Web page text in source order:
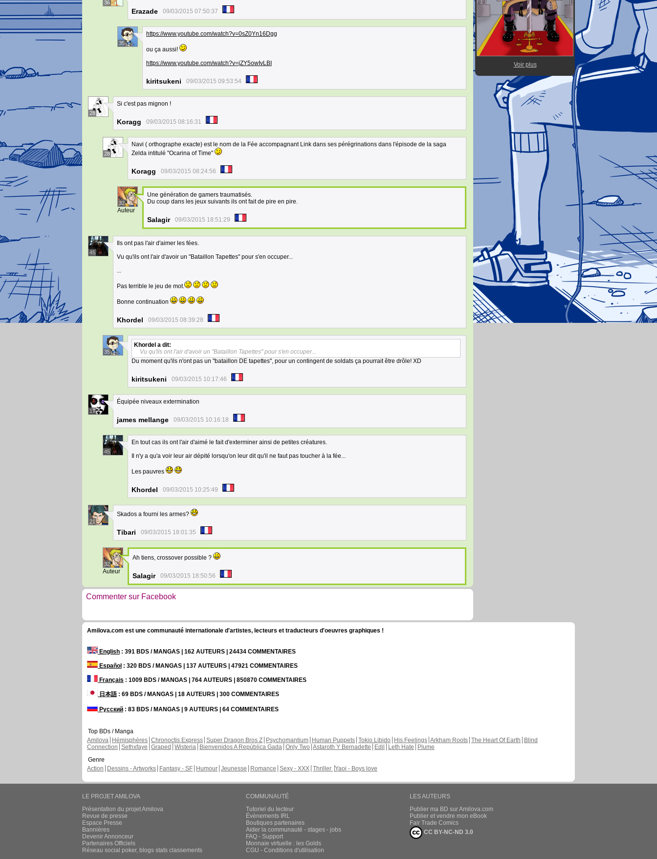
36
Erazade 09/03/2015 07:50:37
35
https://www.youtube.com/watch?v=0sZ0Yn16Dgg
ou ça aussi!
https://www.youtube.com/watch?v=jZY5owIvLBI
kiritsukeni 09/03/2015 09:53:54
28
Si c'est pas mignon !
Koragg 09/03/2015 08:16:31
28
Navi ( orthographe exacte) est le nom de la Fée accompagnant Link dans ses pérégrinations dans l'épisode de la saga
Zelda intitulé "Ocarina of Time"
Koragg 09/03/2015 08:24:56
32
Auteur
Une génération de gamers traumatisés.
Du coup dans les jeux suivants ils ont fait de pire en pire.
Salagir 09/03/2015 18:51:29
45
Ils ont pas l'air d'aimer les fées.
Vu qu'ils ont l'air d'avoir un "Bataillon Tapettes" pour s'en occuper...
...
Pas terrible le jeu de mot.
Bonne continuation
Khordel 09/03/2015 08:39:28
35
Khordel a dit:
Vu qu'ils ont l'air d'avoir un "Bataillon Tapettes" pour s'en occuper...
Du moment qu'ils n'ont pas un "bataillon DE tapettes", pour un contingent de soldats ça pourrait être drôle! XD
kiritsukeni 09/03/2015 10:17:46
17
Équipée niveaux extermination
james mellange 09/03/2015 10:16:18
45
En tout cas ils ont l'air d'aimé le fait d'exterminer ainsi de petites créatures.
Il n'y a qu'a voir leur air dépité lorsqu'on leur dit qu'il ne faut pas toucher à la fée...
Les pauvres
Khordel 09/03/2015 10:25:49
21
Skados a fourni les armes?
Tibari 09/03/2015 18:01:35
32
Auteur
Ah tiens, crossover possible ?
Salagir 09/03/2015 18:50:56
Commenter sur Facebook
Voir plus
Amilova.com est une communauté internationale d'artistes, lecteurs et traducteurs d'oeuvres graphiques !
English : 391 BDS / MANGAS | 162 AUTEURS | 24434 COMMENTAIRES
Español : 320 BDS / MANGAS | 137 AUTEURS | 47921 COMMENTAIRES
Français : 1009 BDS / MANGAS | 764 AUTEURS | 850870 COMMENTAIRES
日本語: 69 BDS / MANGAS | 18 AUTEURS | 300 COMMENTAIRES
Русский : 83 BDS / MANGAS | 9 AUTEURS | 64 COMMENTAIRES
Top BDs / Manga
Amilova
Hémisphères Chronoctis Express Super Dragon Bros Z Psychomantium Human Puppets Tokio Libido His Feelings Arkham Roots The Heart Of Earth
Blind
Connection Sethxfaye Graped Wisteria Bienvenidos A República Gada Only Two Astaroth Y Bernadette Edil Leth Hate
Plume
Genre
Action
Dessins - Artworks Fantasy - SF Humour Jeunesse Romance Sexy - XXX Thriller Yaoi - Boys love
LE PROJET AMILOVA
Présentation du projet Amilova
Revue de presse
Espace Presse
Bannières
Devenir Annonceur
Partenaires Officiels
Réseau social poker, blogs stats classements
COMMUNAUTÉ
Tutoriel du lecteur
Évènements IRL
Boutiques partenaires
Aider la communauté - stages - jobs
FAQ - Support
Monnaie virtuelle : les Golds
CGU - Conditions d'utilisation
LES AUTEURS
Publier ma BD sur Amilova.com
Publier et vendre mon eBook
Fair Trade Comics
CC BY-NC-ND 3.0